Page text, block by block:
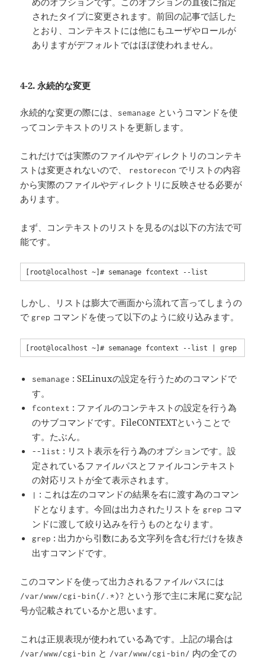
されたタイプに変更されます。前回の記事で話した
とおり、コンテキストには他にもユーザやロールが
ありますがデフォルトではほぼ使われません。
4-2. 永続的な変更
永続的な変更の際には、 semanage というコマンドを使
ってコンテキストのリストを更新します。
これだけでは実際のファイルやディレクトリのコンテキ
ストは変更されないので、
restorecon でリストの内容
から実際のファイルやディレクトリに反映させる必要が
あります。
まず、コンテキストのリストを見るのは以下の方法で可
能です。
[root@localhost ~]# semanage fcontext --list
しかし、リストは膨大で画面から流れて言ってしまうの
でgrep コマンドを使って以下のように絞り込みます。
[root@localhost ~]# semanage fcontext --list | grep 「確認し
semanage : SELinuxの設定を行うためのコマンドで
す。
fcontext : ファイルのコンテキストの設定を行う為
のサブコマンドです。FileCONTEXTということで
す。たぶん。
--list : リスト表示を行う為のオプションです。設
定されているファイルパスとファイルコンテキスト
の対応リストが全て表示されます。
| : これは左のコマンドの結果を右に渡す為のコマン
ドとなります。今回は出力されたリストをgrep コマ
ンドに渡して絞り込みを行うものとなります。
grep : 出力から引数にある文字列を含む行だけを抜き
出すコマンドです。
このコマンドを使って出力されるファイルパスには
/var/www/cgi-bin(/.*)? という形で主に末尾に変な記
号が記載されているかと思います。
これは正規表現が使われている為です。上記の場合は
/var/www/cgi-bin と /var/www/cgi-bin/ 内の全ての